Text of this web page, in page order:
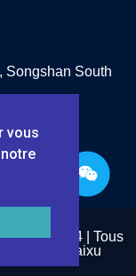
vous
Songshan South
– 2024 | Tous
par Haixu